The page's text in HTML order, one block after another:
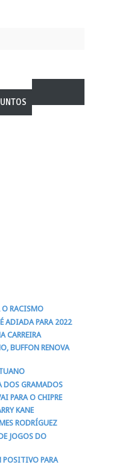
O RACISMO
ADIADA PARA 2022
CARREIRA
BUFFON RENOVA
DOS GRAMADOS
PARA O CHIPRE
KANE
RODRÍGUEZ
JOGOS DO
POSITIVO PARA